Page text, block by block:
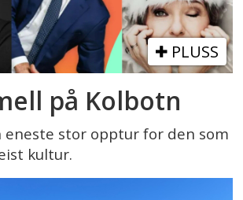
PLUSS
på Kolbotn
eneste stor opptur for den som
kultur.